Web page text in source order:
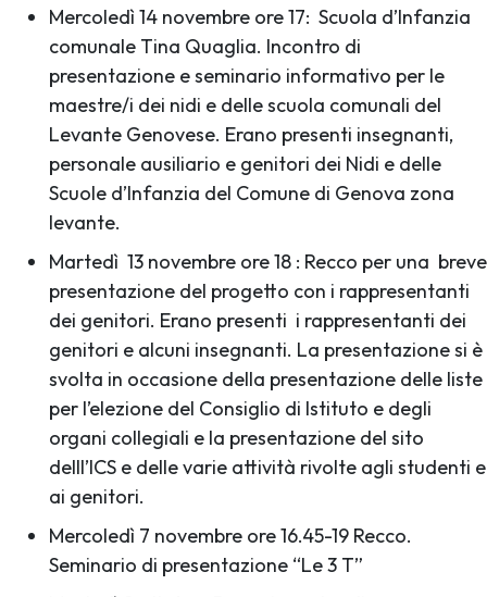
Mercoledì 14 novembre ore 17: Scuola d’Infanzia
comunale Tina Quaglia. Incontro di
presentazione e seminario informativo per le
maestre/i dei nidi e delle scuola comunali del
Levante Genovese. Erano presenti insegnanti,
personale ausiliario e genitori dei Nidi e delle
Scuole d’Infanzia del Comune di Genova zona
levante.
Martedì 13 novembre ore 18 : Recco per una breve
presentazione del progetto con i rappresentanti
dei genitori. Erano presenti i rappresentanti dei
genitori e alcuni insegnanti. La presentazione si è
svolta in occasione della presentazione delle liste
per l’elezione del Consiglio di Istituto e degli
organi collegiali e la presentazione del sito
delll’ICS e delle varie attività rivolte agli studenti e
ai genitori.
Mercoledì 7 novembre ore 16.45-19 Recco.
Seminario di presentazione “Le 3 T”